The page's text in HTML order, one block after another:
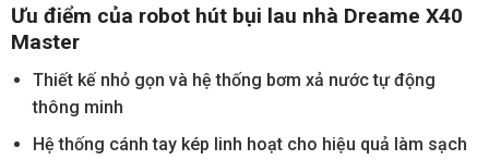
Ưu điểm của robot hút bụi lau nhà Dreame X40
Master
Thiết kế nhỏ gọn và hệ thống bơm xả nước tự động
thông minh
Hệ thống cánh tay kép linh hoạt cho hiệu quả làm sạch